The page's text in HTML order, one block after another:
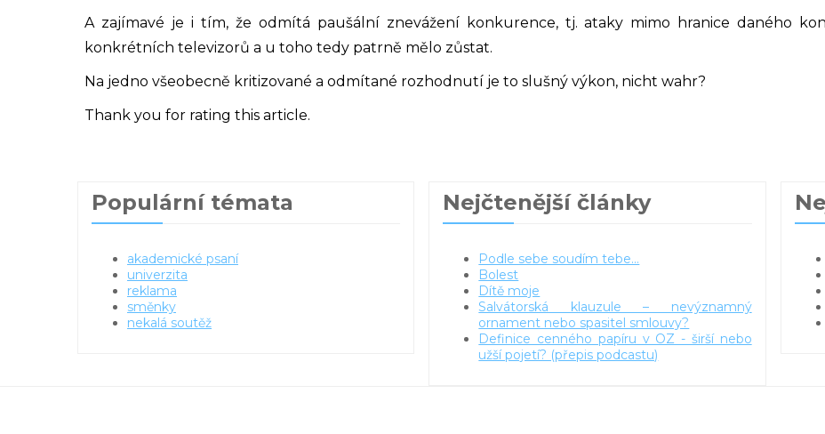
A zajímavé je i tím, že odmítá paušální znevážení konkurence, tj. ataky mimo hranice daného
konkrétních televizorů a u toho tedy patrně mělo zůstat.
Na jedno všeobecně kritizované a odmítané rozhodnutí je to slušný výkon, nicht wahr?
Thank you for rating this article.
Populární témata
akademické psaní
univerzita
reklama
směnky
nekalá soutěž
Nejčtenější články
Podle sebe soudím tebe...
Bolest
Dítě moje
Salvátorská klauzule – nevýznamný
ornament nebo spasitel smlouvy?
Definice cenného papíru v OZ - širší nebo
užší pojetí? (přepis podcastu)